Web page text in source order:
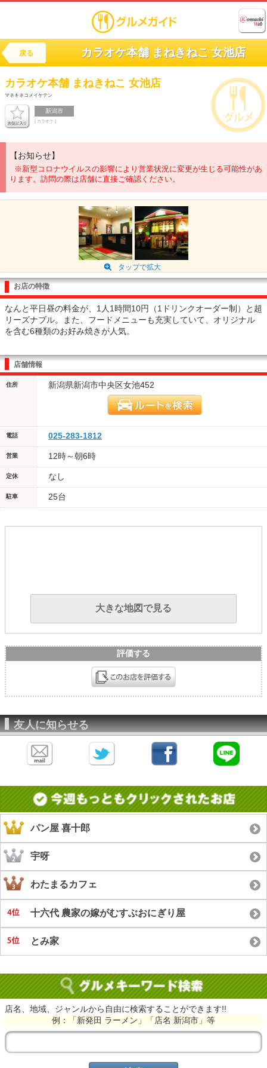
戻る カラオケ本舗 まねきねこ 女池店
カラオケ本舗 まねきねこ 女池店
マネキネコメイケテン
新潟市
[ カラオケ ]
【お知らせ】
※新型コロナウイルスの影響により営業状況に変更が生じる可能性があ
ります。訪問の際は店舗に直接ご確認ください。
タップで拡大
お店の特徴
なんと平日昼の料金が、1人1時間10円（1ドリンクオーダー制）と超
リーズナブル。また、フードメニューも充実していて、オリジナル
を含む6種類のお好み焼きが人気。
店舗情報
住所 新潟県新潟市中央区女池452
電話 025-283-1812
営業 12時～朝6時
定休 なし
駐車 25台
大きな地図で見る
評価する
友人に知らせる
パン屋 喜十郎
宇呀
わたまるカフェ
十六代 農家の嫁がむすぶおにぎり屋
とみ家
店名、地域、ジャンルから自由に検索することができます!!
例：「新発田 ラーメン」「店名 新潟市」等